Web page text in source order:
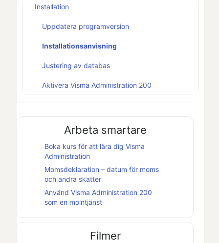
Installation
Uppdatera programversion
Installationsanvisning
Justering av databas
Aktivera Visma Administration 200
Arbeta smartare
Boka kurs för att lära dig Visma
Administration
Momsdeklaration – datum för moms
och andra skatter
Använd Visma Administration 200
som en molntjänst
Filmer